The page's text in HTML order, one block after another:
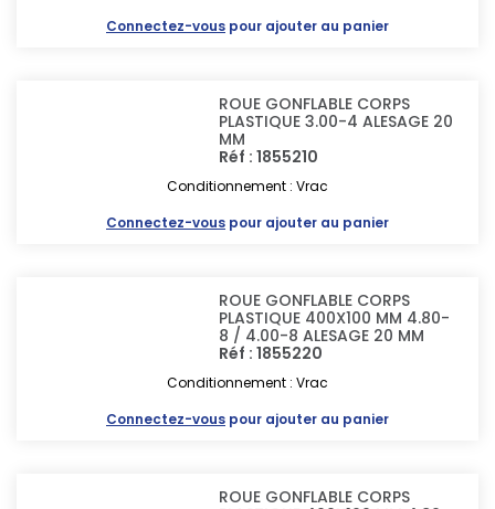
Connectez-vous pour ajouter au panier
ROUE GONFLABLE CORPS
PLASTIQUE 3.00-4 ALESAGE 20
MM
Réf : 1855210
Conditionnement : Vrac
Connectez-vous pour ajouter au panier
ROUE GONFLABLE CORPS
PLASTIQUE 400X100 MM 4.80-
8 / 4.00-8 ALESAGE 20 MM
Réf : 1855220
Conditionnement : Vrac
Connectez-vous pour ajouter au panier
ROUE GONFLABLE CORPS